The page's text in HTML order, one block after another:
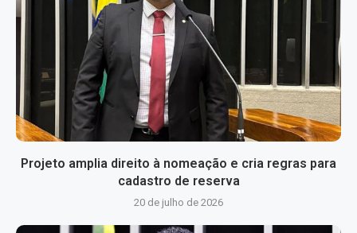
Projeto amplia direito à nomeação e cria regras para
cadastro de reserva
20 de julho de 2026